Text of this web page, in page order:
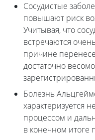
Сосудистые
повышают риск
Учитывая, что
встречаются
причине
достаточно
Болезнь
характеризуется
процессом и
в конечном итоге